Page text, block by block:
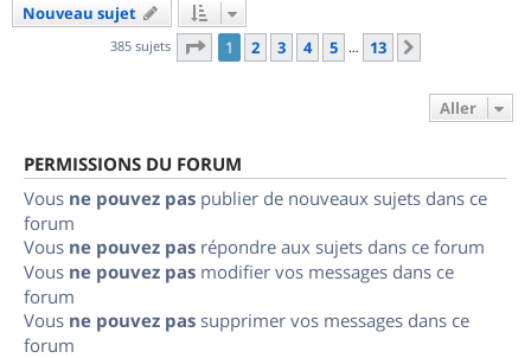
Nouveau sujet
385 sujets Page 1sur
1 2 3 4 5 … 13
Aller
PERMISSIONS DU FORUM
Vous ne pouvez pas publier de nouveaux sujets dans ce
forum
Vous ne pouvez pas répondre aux sujets dans ce forum
Vous ne pouvez pas modifier vos messages dans ce
forum
Vous ne pouvez pas supprimer vos messages dans ce
forum